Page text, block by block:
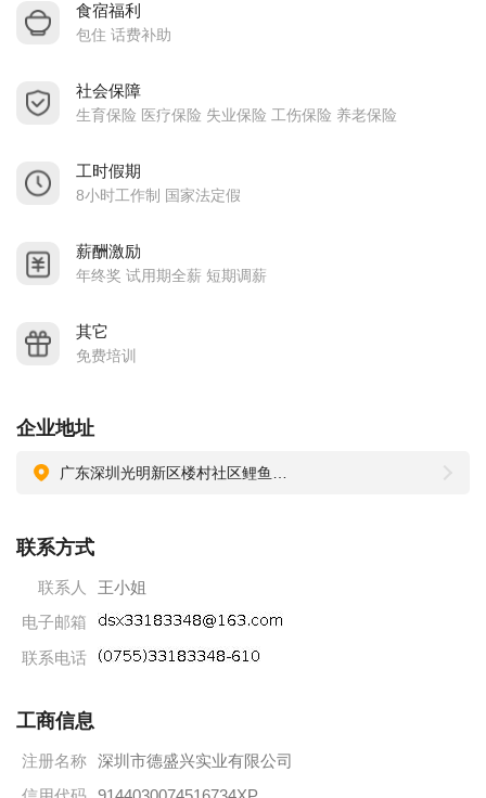
确保生产过程中的每一环节都能做到最好，以此来提高和控制
客户信赖！我们热忱期待与社会各界同仁及代理商和贸易商等
并肩合作，来电来样洽谈，携手共进，共同进步
食宿福利
包住 话费补助
社会保障
生育保险 医疗保险 失业保险 工伤保险 养老保险
工时假期
8小时工作制 国家法定假
薪酬激励
年终奖 试用期全薪 短期调薪
其它
免费培训
企业地址
联系方式
联系人
王小姐
电子邮箱
联系电话
工商信息
注册名称 深圳市德盛兴实业有限公司